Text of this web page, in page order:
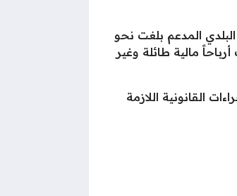
المدعم بلغت نحو
مالية طائلة وغير
القانونية اللازمة